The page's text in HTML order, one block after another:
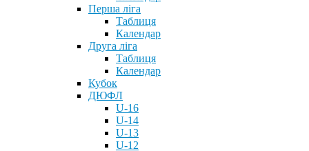
Перша ліга
Таблиця
Календар
Друга ліга
Таблиця
Календар
Кубок
ДЮФЛ
U-16
U-14
U-13
U-12